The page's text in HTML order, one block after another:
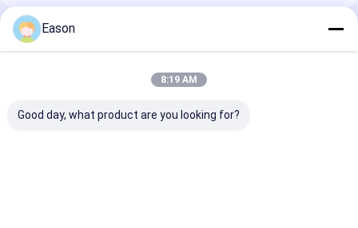
Empfohlene Produkte
Eason
8:19 AM
Good day, what product are you looking for?